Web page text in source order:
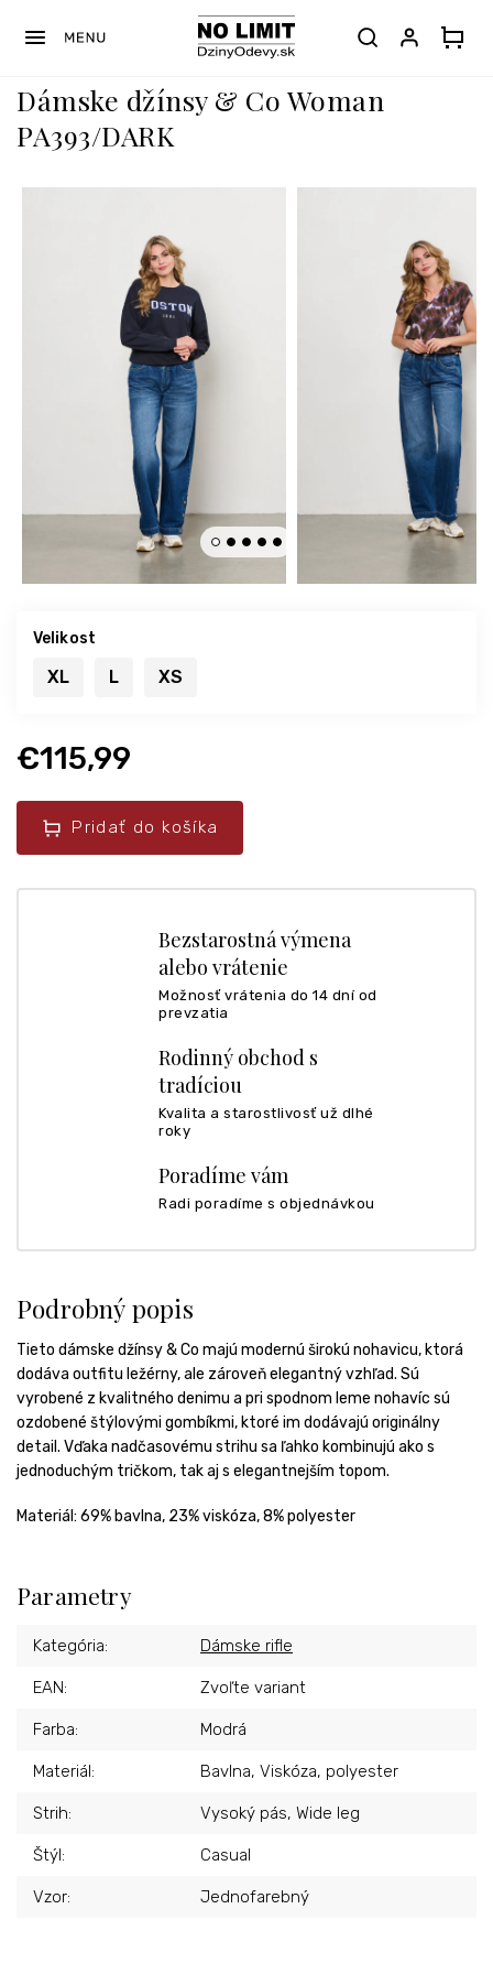
Dámske džínsy & Co Woman
PA393/DARK
€115,99
Pridať do košíka
Velikost
XL L XS
Bezstarostná výmena
alebo vrátenie
Možnosť vrátenia do 14 dní od
prevzatia
Rodinný obchod s
tradíciou
Kvalita a starostlivosť už dlhé
roky
Poradíme vám
Radi poradíme s objednávkou
Podrobný popis
Tieto dámske džínsy & Co majú modernú širokú nohavicu, ktorá
dodáva outfitu ležérny, ale zároveň elegantný vzhľad. Sú
vyrobené z kvalitného denimu a pri spodnom leme nohavíc sú
ozdobené štýlovými gombíkmi, ktoré im dodávajú originálny
detail. Vďaka nadčasovému strihu sa ľahko kombinujú ako s
jednoduchým tričkom, tak aj s elegantnejším topom.
Materiál: 69% bavlna, 23% viskóza, 8% polyester
Parametry
Kategória: Dámske rifle
EAN: Zvoľte variant
Farba: Modrá
Materiál: Bavlna, Viskóza, polyester
Strih: Vysoký pás, Wide leg
Štýl: Casual
Vzor: Jednofarebný